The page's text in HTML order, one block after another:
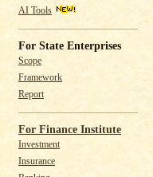
AI Tools
For State Enterprises
Scope
Framework
Report
For Finance Institute
Investment
Insurance